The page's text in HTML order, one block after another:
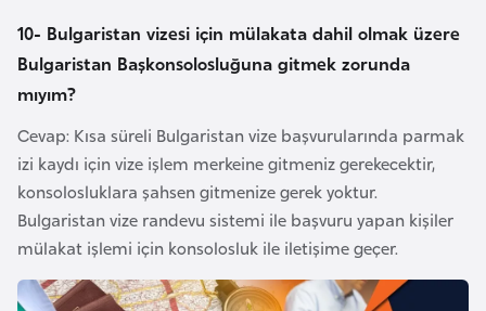
10- Bulgaristan vizesi için mülakata dahil olmak üzere
Bulgaristan Başkonsolosluğuna gitmek zorunda
mıyım?
Cevap: Kısa süreli Bulgaristan vize başvurularında parmak
izi kaydı için vize işlem merkeine gitmeniz gerekecektir,
konsolosluklara şahsen gitmenize gerek yoktur.
Bulgaristan vize randevu sistemi ile başvuru yapan kişiler
mülakat işlemi için konsolosluk ile iletişime geçer.
k
İ
l
n
d